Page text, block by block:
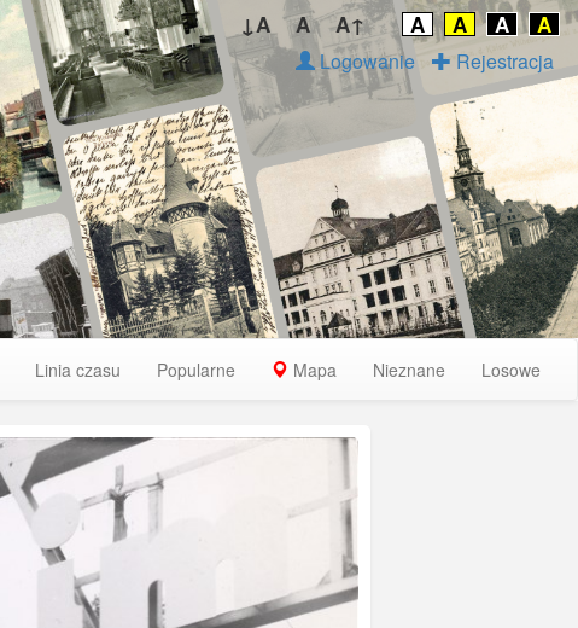
↓A A A↑ A A A A
Logowanie Rejestracja
Linia czasu Popularne Mapa Nieznane Losowe